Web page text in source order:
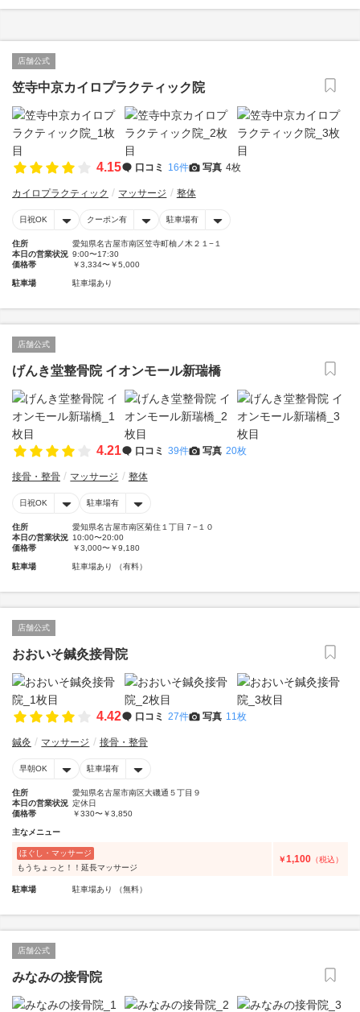
店舗公式
笠寺中京カイロプラクティック院
4.15 口コミ 16件 写真 4枚
カイロプラクティック マッサージ 整体
日祝OK クーポン有 駐車場有
住所
愛知県名古屋市南区笠寺町柚ノ木２１−１
本日の営業状況 9:00〜17:30
価格帯
￥3,334〜￥5,000
駐車場 駐車場あり
店舗公式
げんき堂整骨院 イオンモール新瑞橋
4.21 口コミ 39件 写真 20枚
接骨・整骨 マッサージ 整体
日祝OK 駐車場有
住所
愛知県名古屋市南区菊住１丁目７−１０
本日の営業状況 10:00〜20:00
価格帯
￥3,000〜￥9,180
駐車場 駐車場あり （有料）
店舗公式
おおいそ鍼灸接骨院
4.42 口コミ 27件 写真 11枚
鍼灸 マッサージ 接骨・整骨
早朝OK 駐車場有
住所
愛知県名古屋市南区大磯通５丁目９
本日の営業状況 定休日
価格帯
￥330〜￥3,850
主なメニュー
ほぐし・マッサージ
もうちょっと！！延長マッサージ
￥1,100 （税込）
駐車場 駐車場あり （無料）
店舗公式
みなみの接骨院